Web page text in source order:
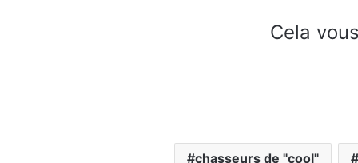
Cela
chasseurs de "cool"